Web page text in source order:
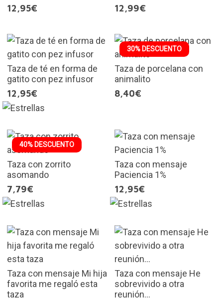
12,95€
12,99€
Taza de té en forma de
gatito con pez infusor
12,95€
30% DESCUENTO
Taza de porcelana con
animalito
8,40€
40% DESCUENTO
Taza con zorrito
asomando
7,79€
Taza con mensaje
Paciencia 1%
12,95€
Taza con mensaje Mi hija
favorita me regaló esta
taza
Taza con mensaje He
sobrevivido a otra
reunión...